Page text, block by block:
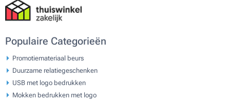
Populaire Categorieën
Promotiemateriaal beurs
Duurzame relatiegeschenken
USB met logo bedrukken
Mokken bedrukken met logo